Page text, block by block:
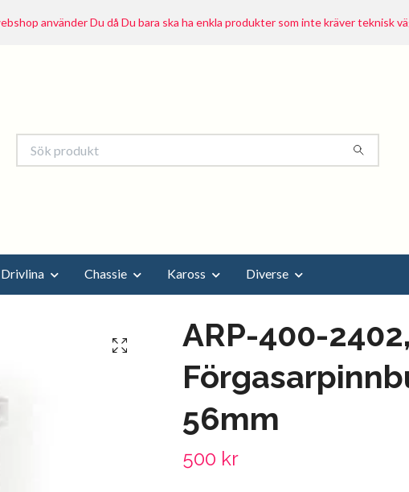
använder Du då Du bara ska ha enkla produkter som inte kräver teknisk
Drivlina Chassie Kaross Diverse
ARP-400-2402,
56mm
500 kr